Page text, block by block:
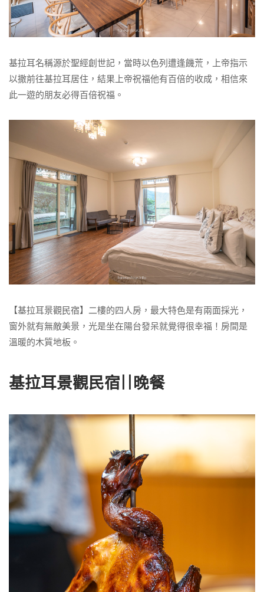
基拉耳名稱源於聖經創世記，當時以色列遭逢饑荒，上帝指示
以撒前往基拉耳居住，結果上帝祝福他有百倍的收成，相信來
此一遊的朋友必得百倍祝福。
【基拉耳景觀民宿】二樓的四人房，最大特色是有兩面採光，
窗外就有無敵美景，光是坐在陽台發呆就覺得很幸福！房間是
溫暖的木質地板。
基拉耳景觀民宿||晚餐